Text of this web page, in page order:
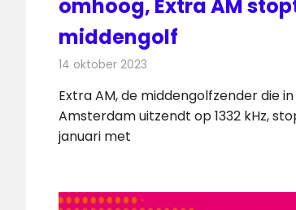
omhoog, Extra AM
middengolf
14 oktober 2023
Extra AM, de middengolfzender die
Amsterdam uitzendt op 1332 kHz,
januari met